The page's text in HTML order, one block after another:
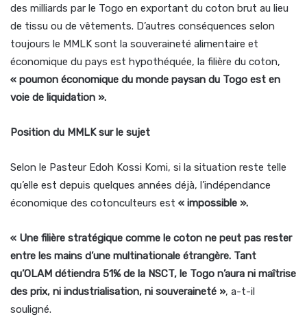
des milliards par le Togo en exportant du coton brut au lieu
de tissu ou de vêtements. D’autres conséquences selon
toujours le MMLK sont la souveraineté alimentaire et
économique du pays est hypothéquée, la filière du coton,
« poumon économique du monde paysan du Togo est en
voie de liquidation ».
Position du MMLK sur le sujet
Selon le Pasteur Edoh Kossi Komi, si la situation reste telle
qu’elle est depuis quelques années déjà, l’indépendance
économique des cotonculteurs est « impossible ».
« Une filière stratégique comme le coton ne peut pas rester
entre les mains d’une multinationale étrangère. Tant
qu’OLAM détiendra 51% de la NSCT, le Togo n’aura ni maîtrise
des prix, ni industrialisation, ni souveraineté », a-t-il
souligné.